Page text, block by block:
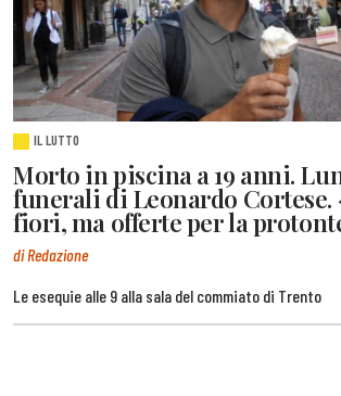
IL LUTTO
Morto in piscina a 19 anni.
funerali di Leonardo Cortese.
fiori, ma offerte per la
di Redazione
Le esequie alle 9 alla sala del commiato di Trento